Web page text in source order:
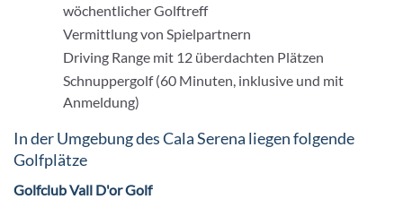
wöchentlicher Golftreff
Vermittlung von Spielpartnern
Driving Range mit 12 überdachten Plätzen
Schnuppergolf (60 Minuten, inklusive und mit
Anmeldung)
In der Umgebung des Cala Serena liegen folgende
Golfplätze
Golfclub Vall D'or Golf